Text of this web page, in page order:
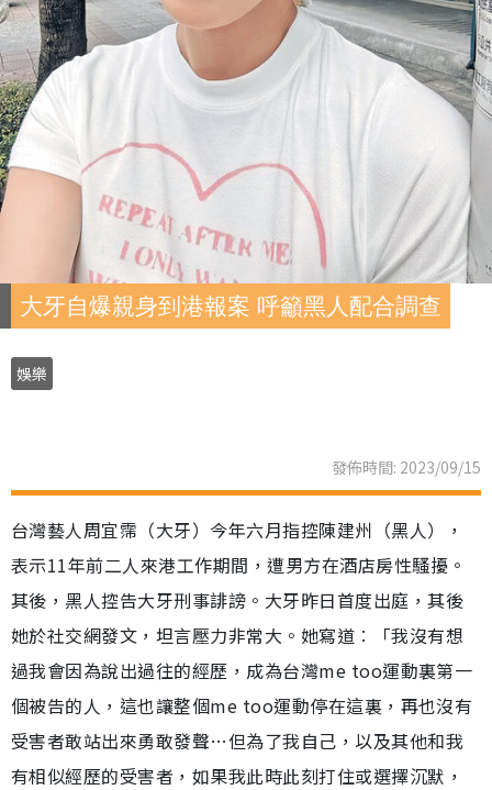
大牙自爆親身到港報案 呼籲黑人配合調查
娛樂
發佈時間: 2023/09/15
台灣藝人周宜霈（大牙）今年六月指控陳建州（黑人），
表示11年前二人來港工作期間，遭男方在酒店房性騷擾。
其後，黑人控告大牙刑事誹謗。大牙昨日首度出庭，其後
她於社交網發文，坦言壓力非常大。她寫道︰「我沒有想
過我會因為說出過往的經歷，成為台灣me too運動裏第一
個被告的人，這也讓整個me too運動停在這裏，再也沒有
受害者敢站出來勇敢發聲…但為了我自己，以及其他和我
有相似經歷的受害者，如果我此時此刻打住或選擇沉默，